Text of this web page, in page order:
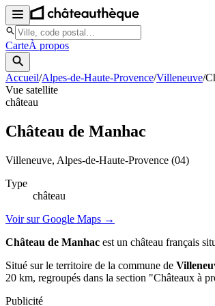
CarteÀ propos
Accueil/Alpes-de-Haute-Provence/Villeneuve/
Vue satellite
château
Château de Manhac
Villeneuve, Alpes-de-Haute-Provence (04)
Type
château
Voir sur Google Maps →
Château de Manhac est un château français
Situé sur le territoire de la commune de
20 km, regroupés dans la section "Châteaux à
Publicité